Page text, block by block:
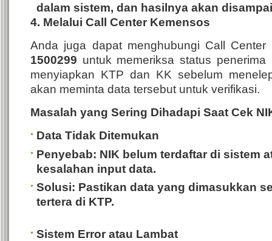
dalam sistem, dan hasilnya akan
4. Melalui Call Center Kemensos
Anda juga dapat menghubungi Call Center
1500299 untuk memeriksa status
menyiapkan KTP dan KK sebelum
akan meminta data tersebut untuk verifikasi.
Masalah yang Sering Dihadapi Saat Cek
Data Tidak Ditemukan
Penyebab: NIK belum terdaftar di sistem
kesalahan input data.
Solusi: Pastikan data yang dimasukkan
tertera di KTP.
Sistem Error atau Lambat